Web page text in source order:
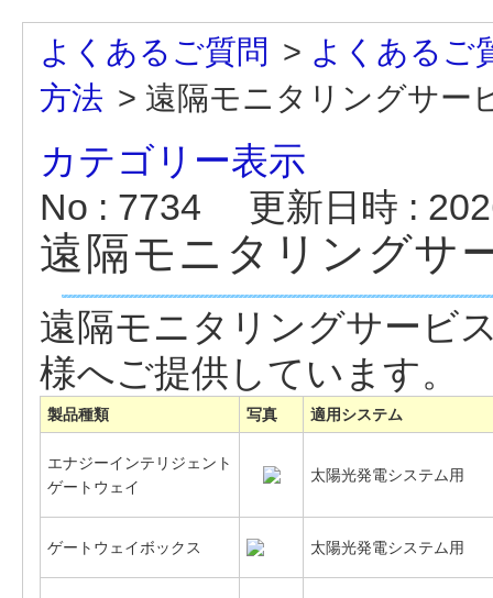
よくあるご質問 > よくあるご
方法 > 遠隔モニタリングサー
カテゴリー表示
No : 7734
更新日時 :
遠隔モニタリングサ
遠隔モニタリングサービ
様へご提供しています。
製品種類 写真 適用システム
エナジーインテリジェント
ゲートウェイ
太陽光発電システム用
ゲートウェイボックス 太陽光発電システム用